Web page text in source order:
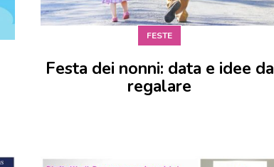
FESTE
Festa dei nonni: data e idee da
regalare